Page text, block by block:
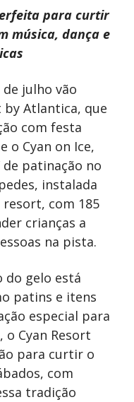
para curtir
música, dança e
julho vão
by Atlantica, que
com festa
o Cyan on Ice,
patinação no
instalada
resort, com 185
crianças a
na pista.
do gelo está
patins e itens
especial para
Cyan Resort
para curtir o
com
tradição